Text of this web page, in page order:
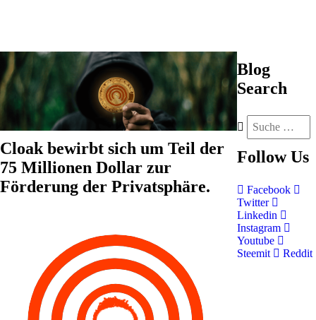
Cloak bewirbt sich um Teil der
75 Millionen Dollar zur
Förderung der Privatsphäre.
Blog
Search
Follow Us
Facebook
Twitter
Linkedin
Instagram
Youtube
Steemit
Reddit